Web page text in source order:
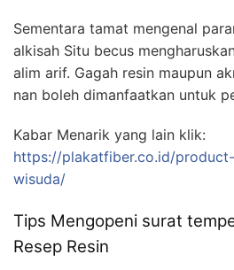
Sementara tamat mengenal
alkisah Situ becus
alim arif. Gagah resin maupun
nan boleh dimanfaatkan untuk
Kabar Menarik yang lain klik:
https://plakatfiber.co.id/
wisuda/
Tips Mengopeni surat
Resep Resin